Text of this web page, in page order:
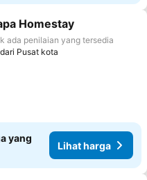
ke favorit
Homestay
ada penilaian yang tersedia
Pusat kota
yang
Lihat harga